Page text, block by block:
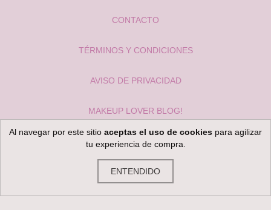
Al navegar por este sitio aceptas el uso de cookies para agilizar
tu experiencia de compra.
ENTENDIDO
CONTACTO
TÉRMINOS Y CONDICIONES
AVISO DE PRIVACIDAD
MAKEUP LOVER BLOG!